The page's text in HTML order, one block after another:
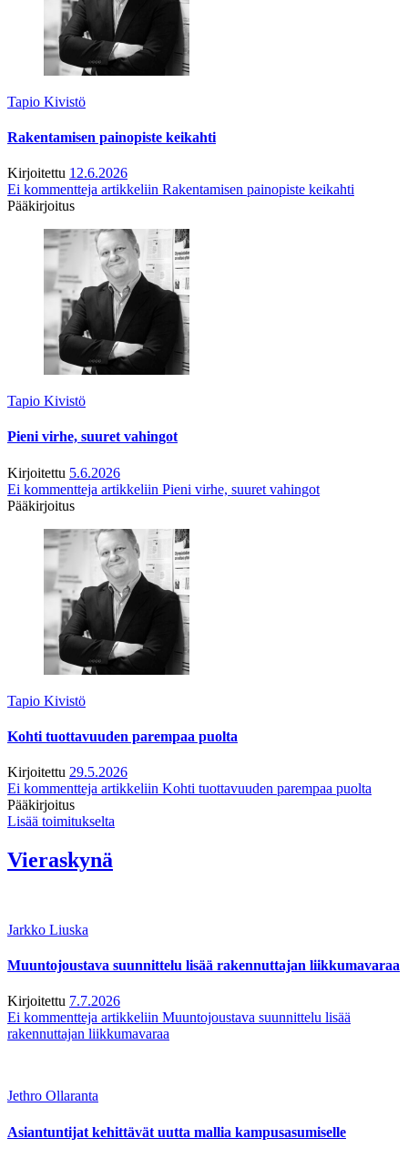
Tapio Kivistö
Rakentamisen painopiste keikahti
Kirjoitettu 12.6.2026
Ei kommentteja artikkeliin Rakentamisen painopiste keikahti
Pääkirjoitus
Tapio Kivistö
Pieni virhe, suuret vahingot
Kirjoitettu 5.6.2026
Ei kommentteja artikkeliin Pieni virhe, suuret vahingot
Pääkirjoitus
Tapio Kivistö
Kohti tuottavuuden parempaa puolta
Kirjoitettu 29.5.2026
Ei kommentteja artikkeliin Kohti tuottavuuden parempaa puolta
Pääkirjoitus
Lisää toimitukselta
Vieraskynä
Jarkko Liuska
Muuntojoustava suunnittelu lisää rakennuttajan liikkumavaraa
Kirjoitettu 7.7.2026
Ei kommentteja artikkeliin Muuntojoustava suunnittelu lisää
rakennuttajan liikkumavaraa
Jethro Ollaranta
Asiantuntijat kehittävät uutta mallia kampusasumiselle